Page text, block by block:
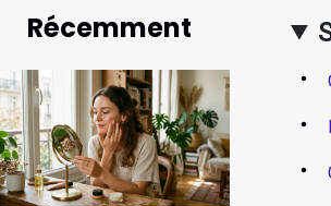
Récemment